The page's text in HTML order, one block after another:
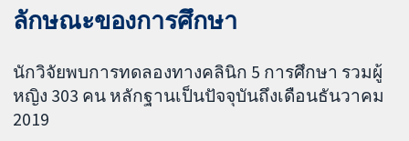
ลักษณะของการศึกษา
นักวิจัยพบการทดลองทางคลินิก 5 การศึกษา รวมผู้
หญิง 303 คน หลักฐานเป็นปัจจุบันถึงเดือนธันวาคม
2019